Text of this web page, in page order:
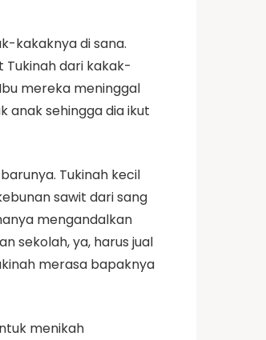
kakaknya di sana.
Tukinah dari kakak-
mereka meninggal
anak sehingga dia ikut
Tukinah kecil
sawit dari sang
mengandalkan
sekolah, ya, harus jual
merasa bapaknya
menikah